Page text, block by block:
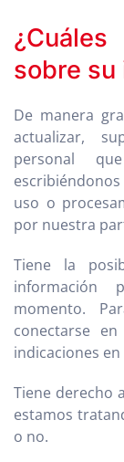
sobre su
De manera
actualizar,
personal
uso o
por nuestra
Tiene la
información
momento.
conectarse
indicaciones
Tiene derecho
estamos
o no.